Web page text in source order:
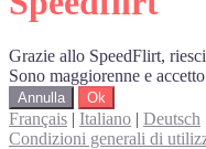
Grazie allo SpeedFlirt,
Sono maggiorenne e
Annulla Ok
Français | Italiano | Deutsch
Condizioni generali di